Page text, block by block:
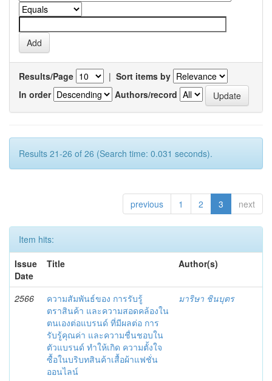
Results/Page | Sort items by
In order
Authors/record
Results 21-26 of 26 (Search time: 0.031 seconds).
previous 1 2 3 next
Item hits:
Issue
Date
Title Author(s)
2566
ความสัมพันธ์ของ การรับรู้
ตราสินค้า และความสอดคล้องใน
ตนเองต่อแบรนด์ ที่มีผลต่อ การ
รับรู้คุณค่า และความชื่นชอบใน
ตัวแบรนด์ ทำให้เกิด ความตั้งใจ
ซื้อในบริบทสินค้าเสื้อผ้าแฟชั่น
ออนไลน์
มาริษา ชินบุตร